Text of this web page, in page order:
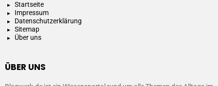
Startseite
Impressum
Datenschutzerklärung
Sitemap
Über uns
ÜBER UNS